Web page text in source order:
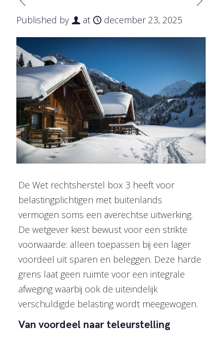
Published by at december 23, 2025
De Wet rechtsherstel box 3 heeft voor
belastingplichtigen met buitenlands
vermogen soms een averechtse uitwerking.
De wetgever kiest bewust voor een strikte
voorwaarde: alleen toepassen bij een lager
voordeel uit sparen en beleggen. Deze harde
grens laat geen ruimte voor een integrale
afweging waarbij ook de uiteindelijk
verschuldigde belasting wordt meegewogen.
Van voordeel naar teleurstelling